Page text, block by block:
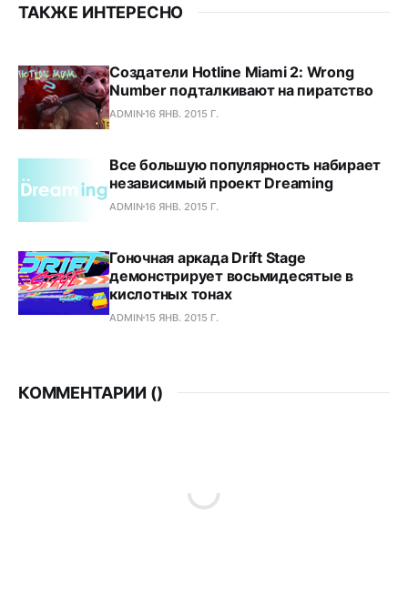
ТАКЖЕ ИНТЕРЕСНО
Создатели Hotline Miami 2: Wrong
Number подталкивают на пиратство
ADMIN16 ЯНВ. 2015 Г.
Все большую популярность набирает
независимый проект Dreaming
ADMIN16 ЯНВ. 2015 Г.
Гоночная аркада Drift Stage
демонстрирует восьмидесятые в
кислотных тонах
ADMIN15 ЯНВ. 2015 Г.
КОММЕНТАРИИ ()